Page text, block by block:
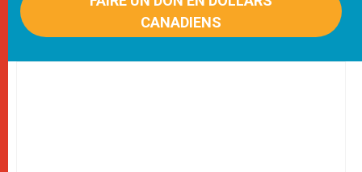
CANADIENS